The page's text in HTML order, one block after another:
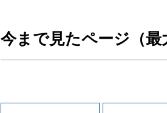
今まで見たページ（最